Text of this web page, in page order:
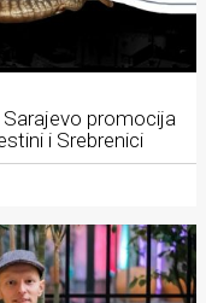
promocija
i Srebrenici